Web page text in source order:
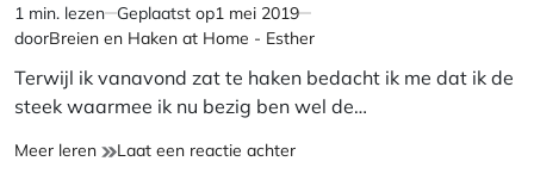
Geschatte
leestijd
1 min. lezen Geplaatst op1 mei 2019
doorBreien en Haken at Home - Esther
Terwijl ik vanavond zat te haken bedacht ik me dat ik de
steek waarmee ik nu bezig ben wel de…
Meer leren WatLaat een reactie achterop